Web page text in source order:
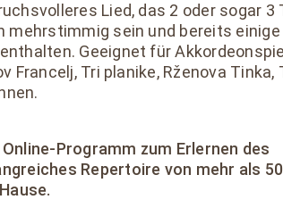
Lied, das 2 oder sogar 3
mehrstimmig sein und bereits einige
Geeignet für
Francelj, Tri planike, Rženova Tinka,
Programm zum Erlernen des
Repertoire von mehr als